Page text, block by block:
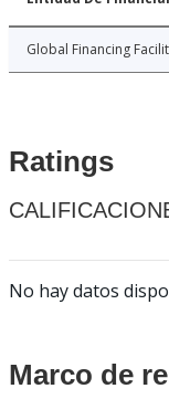
Global Financing
Ratings
No hay datos
Marco de